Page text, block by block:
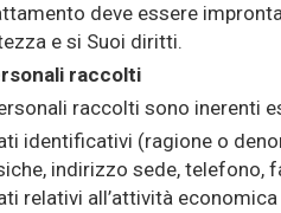
deve essere
e si Suoi diritti.
raccolti
raccolti sono inerenti
identificativi (ragione o
indirizzo sede, telefono,
relativi all’attività